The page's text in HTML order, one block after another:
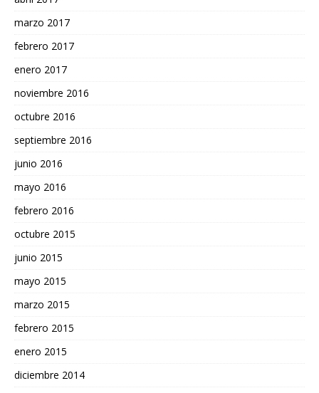
marzo 2017
febrero 2017
enero 2017
noviembre 2016
octubre 2016
septiembre 2016
junio 2016
mayo 2016
febrero 2016
octubre 2015
junio 2015
mayo 2015
marzo 2015
febrero 2015
enero 2015
diciembre 2014